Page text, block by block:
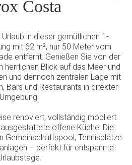
Costa
in dieser gemütlichen 1-
mit 62 m², nur 50 Meter vom
entfernt. Genießen Sie von der
herrlichen Blick auf das Meer und
und dennoch zentralen Lage mit
Bars und Restaurants in direkter
Umgebung.
renoviert, vollständig möbliert
offene Küche. Die
Gemeinschaftspool, Tennisplätze
– perfekt für entspannte